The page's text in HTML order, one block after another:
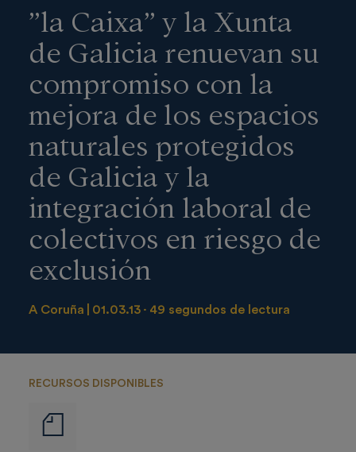
”la Caixa” y la Xunta
de Galicia renuevan su
compromiso con la
mejora de los espacios
naturales protegidos
de Galicia y la
integración laboral de
colectivos en riesgo de
exclusión
A Coruña 01.03.13 49 segundos de lectura
RECURSOS DISPONIBLES
de